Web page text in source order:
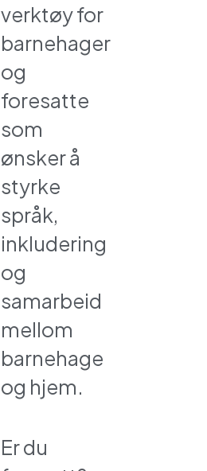
verktøy for
barnehager
og
foresatte
som
ønsker å
styrke
språk,
inkludering
og
samarbeid
mellom
barnehage
og hjem.
Er du